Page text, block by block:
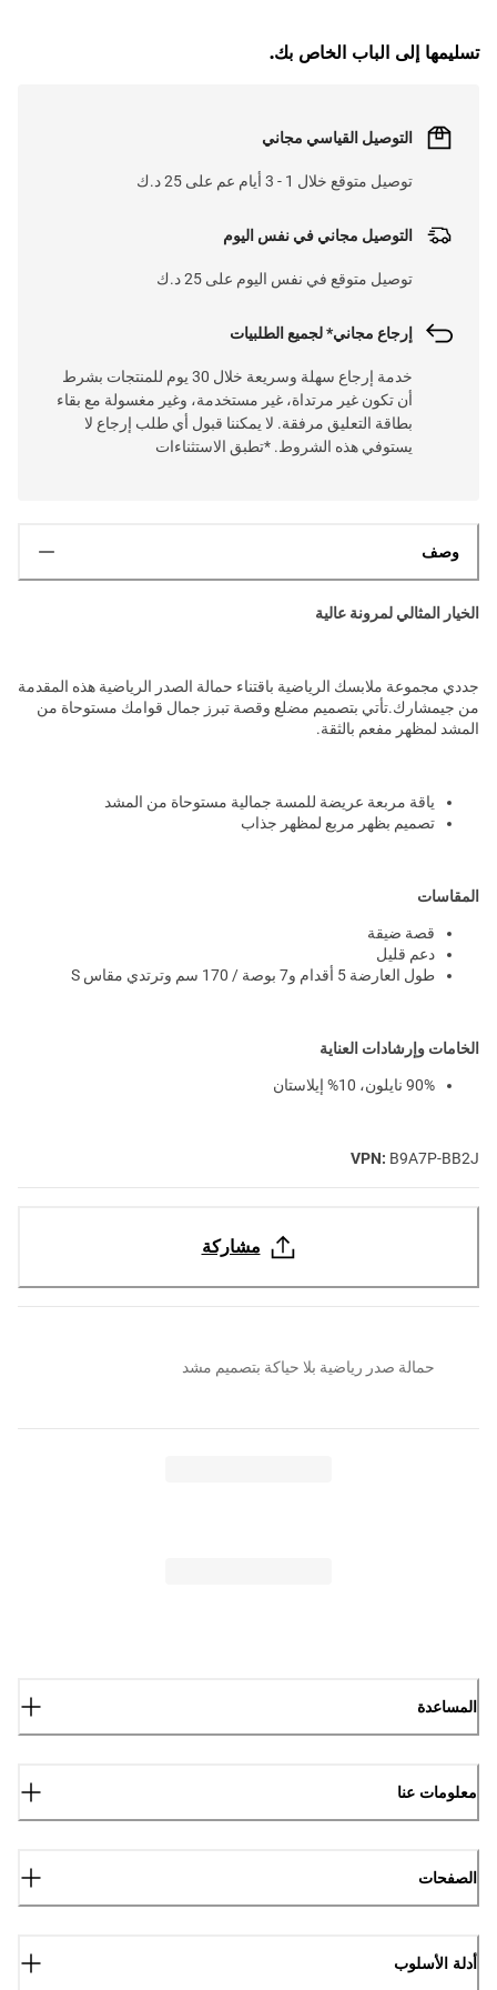
تسليمها إلى الباب الخاص بك.
التوصيل القياسي مجاني
توصيل متوقع خلال 1 - 3 أيام عم على 25 د.ك
التوصيل مجاني في نفس اليوم
توصيل متوقع في نفس اليوم على 25 د.ك
إرجاع مجاني* لجميع الطلبيات
خدمة إرجاع سهلة وسريعة خلال 30 يوم للمنتجات بشرط
أن تكون غير مرتداة، غير مستخدمة، وغير مغسولة مع بقاء
بطاقة التعليق مرفقة. لا يمكننا قبول أي طلب إرجاع لا
يستوفي هذه الشروط. *تطبق الاستثناءات
وصف
الخيار المثالي لمرونة عالية
جددي مجموعة ملابسك الرياضية باقتناء حمالة الصدر الرياضية هذه المقدمة
من جيمشارك.تأتي بتصميم مضلع وقصة تبرز جمال قوامك مستوحاة من
المشد لمظهر مفعم بالثقة.
ياقة مربعة عريضة للمسة جمالية مستوحاة من المشد
تصميم بظهر مربع لمظهر جذاب
المقاسات
قصة ضيقة
دعم قليل
طول العارضة 5 أقدام و7 بوصة / 170 سم وترتدي مقاس S
الخامات وإرشادات العناية
90% نايلون، 10% إيلاستان
VPN: B9A7P-BB2J
مشاركة
حمالة صدر رياضية بلا حياكة بتصميم مشد
المساعدة
معلومات عنا
الصفحات
أدلة الأسلوب